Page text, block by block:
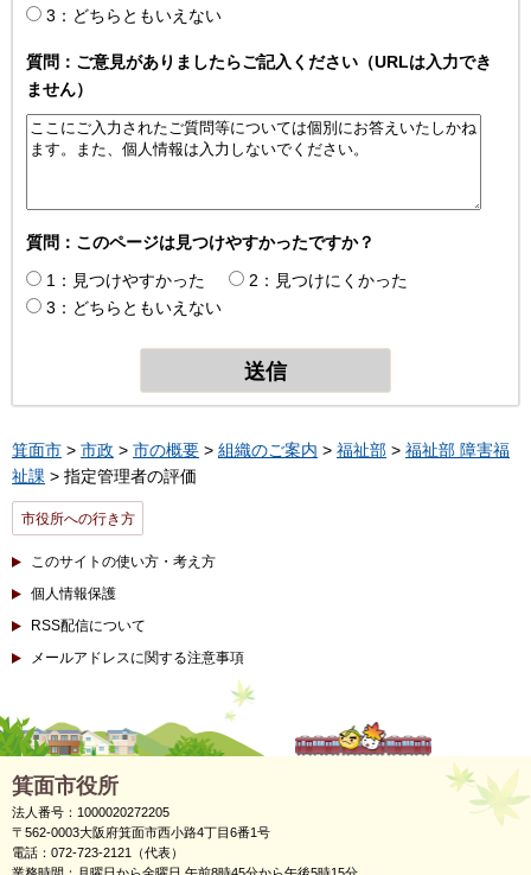
3：どちらともいえない
質問：ご意見がありましたらご記入ください（URLは入力でき
ません）
質問：このページは見つけやすかったですか？
1：見つけやすかった
2：見つけにくかった
3：どちらともいえない
箕面市 > 市政 > 市の概要 > 組織のご案内 > 福祉部 > 福祉部 障害福
祉課 > 指定管理者の評価
市役所への行き方
このサイトの使い方・考え方
個人情報保護
RSS配信について
メールアドレスに関する注意事項
箕面市役所
法人番号：1000020272205
〒562-0003大阪府箕面市西小路4丁目6番1号
電話：072-723-2121（代表）